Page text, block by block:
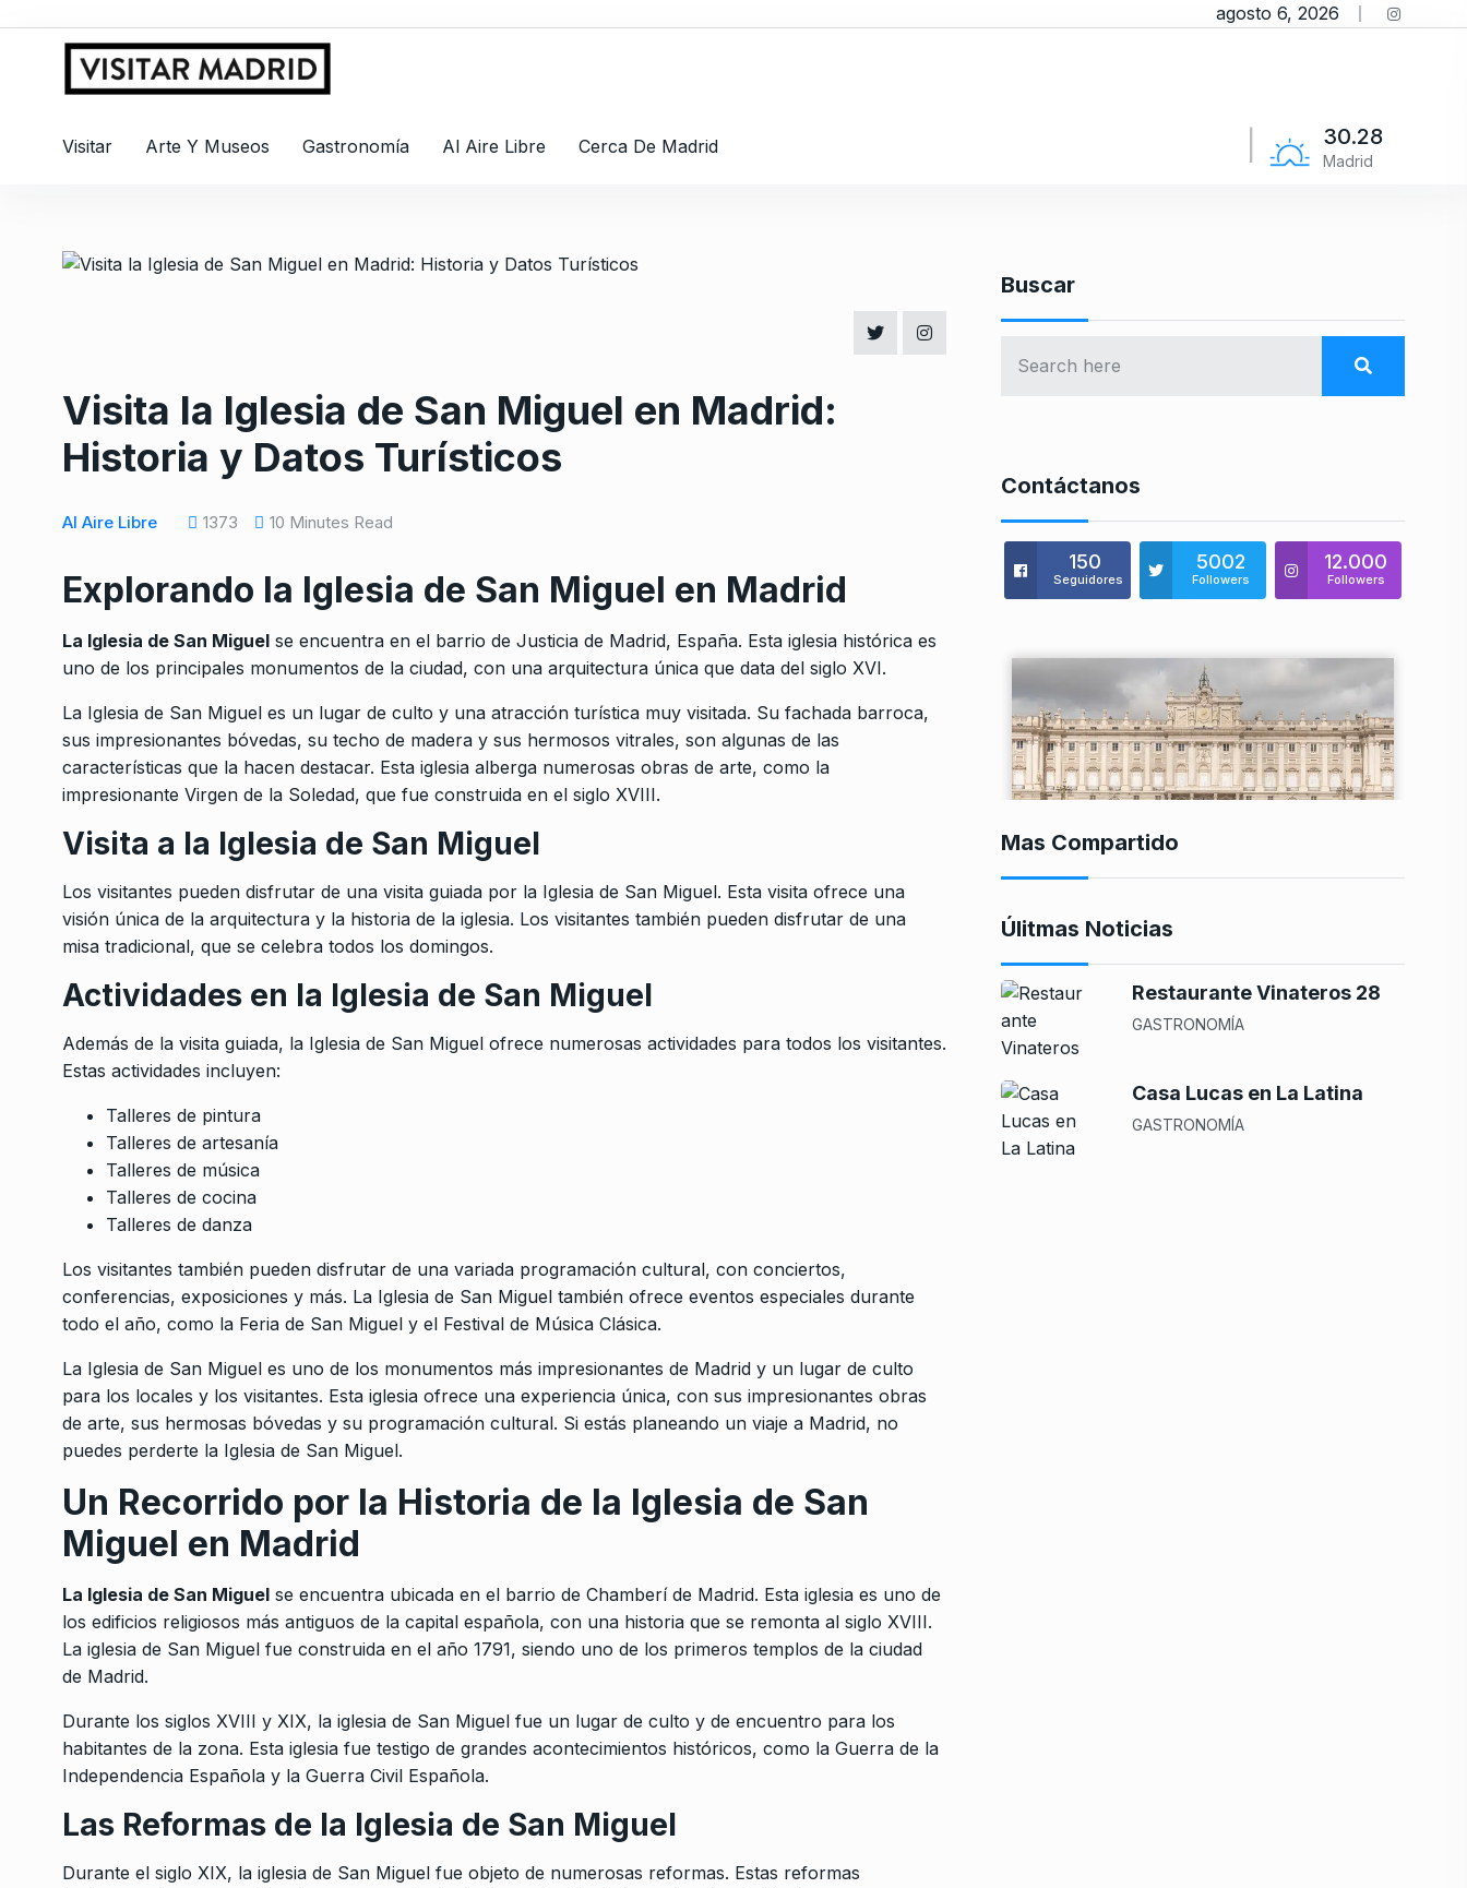
agosto 6, 2026
Visitar Arte Y Museos Gastronomía Al Aire Libre Cerca De Madrid 30.28
Madrid
Visita la Iglesia de San Miguel en Madrid:
Historia y Datos Turísticos
Al Aire Libre 1373 10 Minutes Read
Explorando la Iglesia de San Miguel en Madrid
La Iglesia de San Miguel se encuentra en el barrio de Justicia de Madrid, España. Esta iglesia histórica es
uno de los principales monumentos de la ciudad, con una arquitectura única que data del siglo XVI.
La Iglesia de San Miguel es un lugar de culto y una atracción turística muy visitada. Su fachada barroca,
sus impresionantes bóvedas, su techo de madera y sus hermosos vitrales, son algunas de las
características que la hacen destacar. Esta iglesia alberga numerosas obras de arte, como la
impresionante Virgen de la Soledad, que fue construida en el siglo XVIII.
Visita a la Iglesia de San Miguel
Los visitantes pueden disfrutar de una visita guiada por la Iglesia de San Miguel. Esta visita ofrece una
visión única de la arquitectura y la historia de la iglesia. Los visitantes también pueden disfrutar de una
misa tradicional, que se celebra todos los domingos.
Actividades en la Iglesia de San Miguel
Además de la visita guiada, la Iglesia de San Miguel ofrece numerosas actividades para todos los visitantes.
Estas actividades incluyen:
Talleres de pintura
Talleres de artesanía
Talleres de música
Talleres de cocina
Talleres de danza
Los visitantes también pueden disfrutar de una variada programación cultural, con conciertos,
conferencias, exposiciones y más. La Iglesia de San Miguel también ofrece eventos especiales durante
todo el año, como la Feria de San Miguel y el Festival de Música Clásica.
La Iglesia de San Miguel es uno de los monumentos más impresionantes de Madrid y un lugar de culto
para los locales y los visitantes. Esta iglesia ofrece una experiencia única, con sus impresionantes obras
de arte, sus hermosas bóvedas y su programación cultural. Si estás planeando un viaje a Madrid, no
puedes perderte la Iglesia de San Miguel.
Un Recorrido por la Historia de la Iglesia de San
Miguel en Madrid
La Iglesia de San Miguel se encuentra ubicada en el barrio de Chamberí de Madrid. Esta iglesia es uno de
los edificios religiosos más antiguos de la capital española, con una historia que se remonta al siglo XVIII.
La iglesia de San Miguel fue construida en el año 1791, siendo uno de los primeros templos de la ciudad
de Madrid.
Durante los siglos XVIII y XIX, la iglesia de San Miguel fue un lugar de culto y de encuentro para los
habitantes de la zona. Esta iglesia fue testigo de grandes acontecimientos históricos, como la Guerra de la
Independencia Española y la Guerra Civil Española.
Las Reformas de la Iglesia de San Miguel
Durante el siglo XIX, la iglesia de San Miguel fue objeto de numerosas reformas. Estas reformas
Buscar
Contáctanos
150
Seguidores
5002
Followers
12.000
Followers
Mas Compartido
Úlitmas Noticias
Restaurante Vinateros 28
GASTRONOMÍA
Casa Lucas en La Latina
GASTRONOMÍA